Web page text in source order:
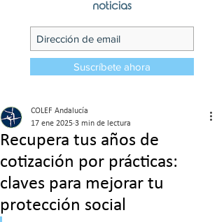
noticias
Suscríbete ahora
Recupera tus años de
cotización por prácticas:
claves para mejorar tu
protección social
COLEF Andalucía
17 ene 2025 3 min de lectura